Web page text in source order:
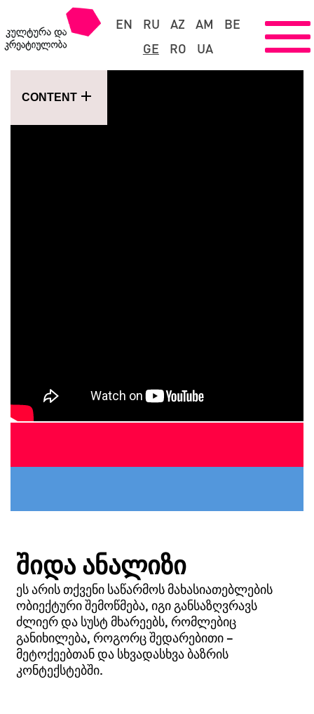
EN RU AZ AM
BE
GE
RO UA
CONTENT
ᲨᲘᲓᲐ ᲐᲜᲐᲚᲘᲖᲘ
ᲔᲡ ᲐᲠᲘᲡ ᲗᲥᲕᲔᲜᲘ ᲡᲐᲬᲐᲠᲛᲝᲡ ᲛᲐᲮᲐᲡᲘᲐᲗᲔᲑᲚᲔᲑᲘᲡ
ᲝᲑᲘᲔᲥᲢᲣᲠᲘ ᲨᲔᲛᲝᲬᲛᲔᲑᲐ, ᲘᲒᲘ ᲒᲐᲜᲡᲐᲖᲦᲕᲠᲐᲕᲡ
ᲫᲚᲘᲔᲠ ᲓᲐ ᲡᲣᲡᲢ ᲛᲮᲐᲠᲔᲔᲑᲡ, ᲠᲝᲛᲚᲔᲑᲘᲪ
ᲒᲐᲜᲘᲮᲘᲚᲔᲑᲐ, ᲠᲝᲒᲝᲠᲪ ᲨᲔᲓᲐᲠᲔᲑᲘᲗᲘ –
ᲛᲔᲢᲝᲥᲔᲔᲑᲗᲐᲜ ᲓᲐ ᲡᲮᲕᲐᲓᲐᲡᲮᲕᲐ ᲑᲐᲖᲠᲘᲡ
ᲙᲝᲜᲢᲔᲥᲡᲢᲔᲑᲨᲘ.